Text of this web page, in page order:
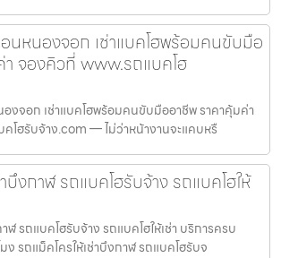
นหนองจอก เช่าแบคโฮพร้อมคนขับมือ
จองคิวที่ www.รถแบคโฮ
งจอก เช่าแบคโฮพร้อมคนขับมืออาชีพ ราคาคุ้มค่า
โฮรับจ้าง.com — ไม่ว่าหน้างานจะแคบหรื
บึงกาฬ รถแบคโฮรับจ้าง รถแบคโฮให้
ฬ รถแบคโฮรับจ้าง รถแบคโฮให้เช่า บริการครบ
ง รถแม็คโครให้เช่าบึงกาฬ รถแบคโฮรับจ